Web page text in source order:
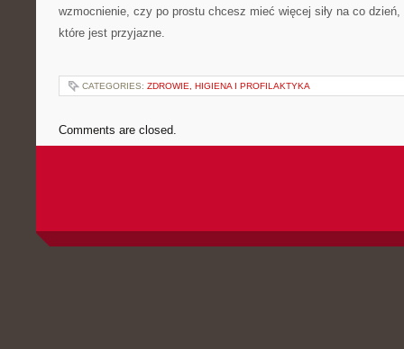
wzmocnienie, czy po prostu chcesz mieć więcej siły na co
które jest przyjazne.
CATEGORIES: ZDROWIE, HIGIENA I PROFILAKTYKA
Comments are closed.